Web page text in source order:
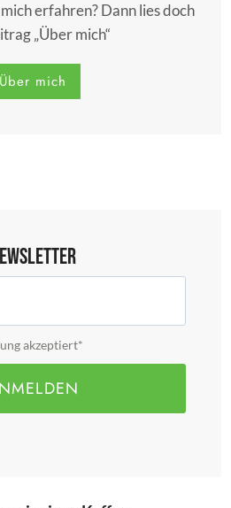
erfahren? Dann lies doch
„Über mich“
Über mich
akzeptiert*